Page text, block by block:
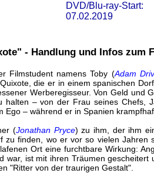
DVD/Blu-ray-Start:
07.02.2019
- Handlung und Infos zum
Filmstudent namens Toby (Adam
die er in einem spanischen
Werberegisseur. Von Geld und
halten – von der Frau seines Chefs,
Ego – während er in Spanien
(Jonathan Pryce) zu ihm, der ihm
zu finden, wo er vor so vielen Jahren
Ort eine furchtbare Wirkung:
war, ist mit ihren Träumen
"Ritter von der traurigen Gestalt".